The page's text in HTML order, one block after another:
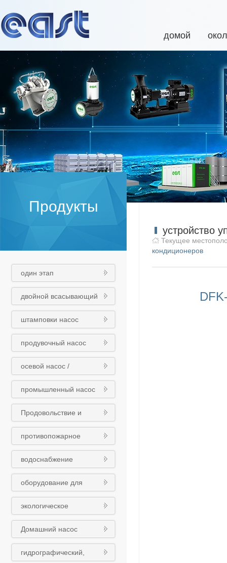
домой
Продукты
один этап
центробежный насос
двойной всасывающий
насос
штамповки насос
продувочный насос
осевой насос /
смесительный насос /
трубный насос
промышленный насос
Продовольствие и
медикаменты
химический насос
противопожарное
оборудование
водоснабжение
оборудования
оборудование для
обработки сточных вод
экологическое
оборудование
Домашний насос
гидрографический,
устройство
Текущее
кондиционеров